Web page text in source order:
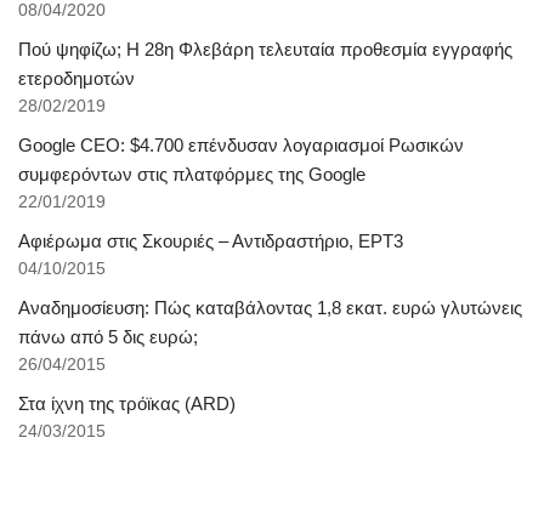
08/04/2020
Πού ψηφίζω; Η 28η Φλεβάρη τελευταία προθεσμία εγγραφής
ετεροδημοτών
28/02/2019
Google CEO: $4.700 επένδυσαν λογαριασμοί Ρωσικών
συμφερόντων στις πλατφόρμες της Google
22/01/2019
Αφιέρωμα στις Σκουριές – Αντιδραστήριο, ΕΡΤ3
04/10/2015
Αναδημοσίευση: Πώς καταβάλοντας 1,8 εκατ. ευρώ γλυτώνεις
πάνω από 5 δις ευρώ;
26/04/2015
Στα ίχνη της τρόϊκας (ARD)
24/03/2015